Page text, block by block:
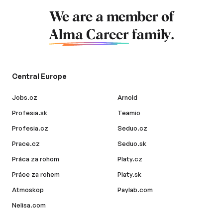
We are a member of
Alma Career family.
Central Europe
Jobs.cz
Profesia.sk
Profesia.cz
Prace.cz
Práca za rohom
Práce za rohem
Atmoskop
Nelisa.com
Arnold
Teamio
Seduo.cz
Seduo.sk
Platy.cz
Platy.sk
Paylab.com